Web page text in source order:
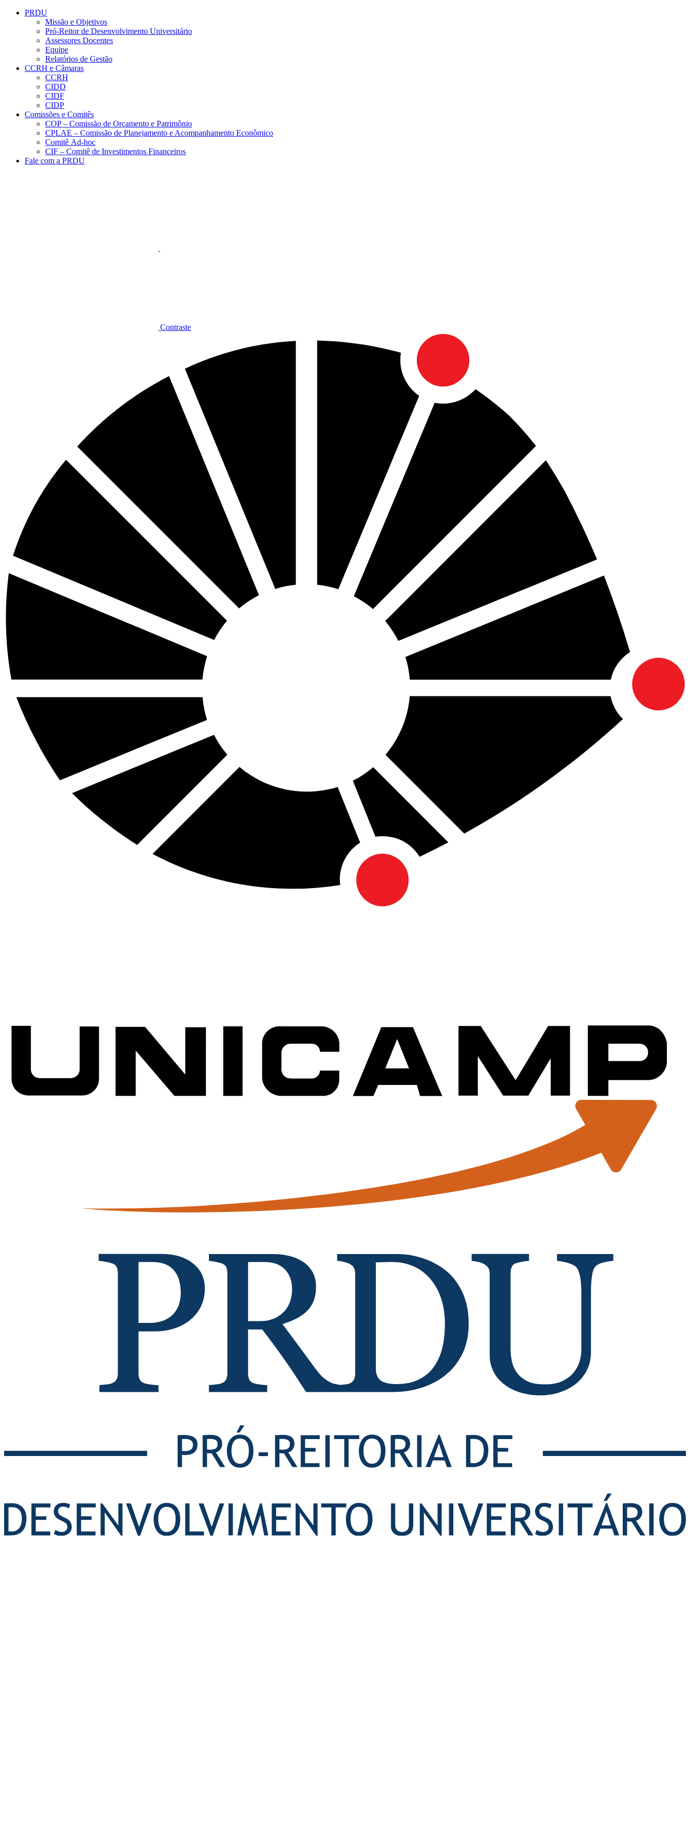
Conteúdo principal
PRDU
Missão e Objetivos
Pró-Reitor de Desenvolvimento Universitário
Assessores Docentes
Equipe
Relatórios de Gestão
CCRH e Câmaras
CCRH
CIDD
CIDF
CIDP
Comissões e Comitês
COP – Comissão de Orçamento e Patrimônio
CPLAE – Comissão de Planejamento e Acompanhamento Econômico
Comitê Ad-hoc
CIF – Comitê de Investimentos Financeiros
Fale com a PRDU
Contraste